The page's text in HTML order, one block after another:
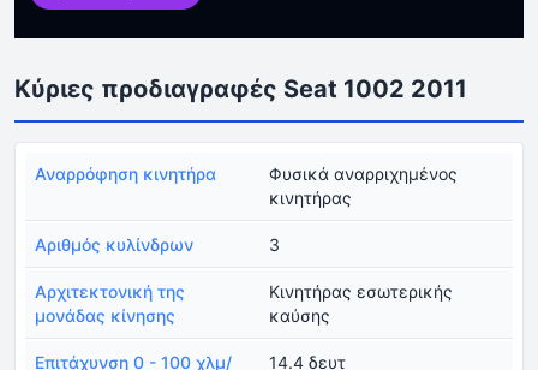
Κύριες προδιαγραφές Seat 1002 2011
Αναρρόφηση κινητήρα
Φυσικά αναρριχημένος
κινητήρας
Αριθμός κυλίνδρων 3
Αρχιτεκτονική της
μονάδας κίνησης
Κινητήρας εσωτερικής
καύσης
Επιτάχυνση 0 - 100 χλμ/
14.4 δευτ